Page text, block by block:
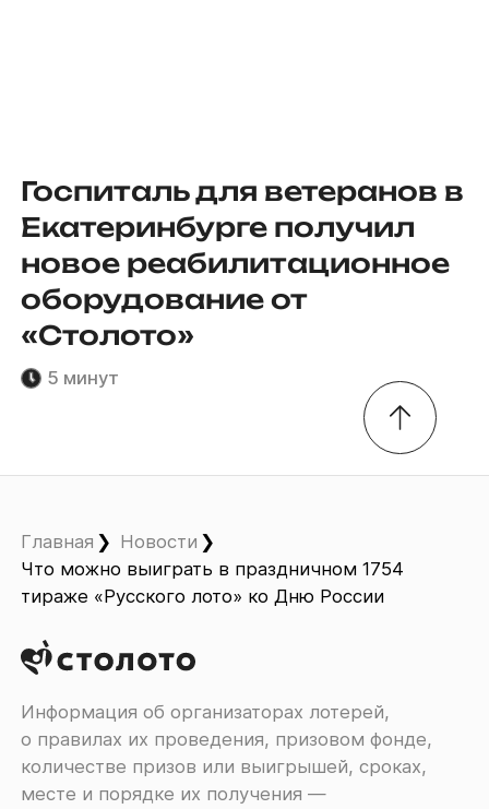
Госпиталь для ветеранов в
Екатеринбурге получил
новое реабилитационное
оборудование от
«Столото»
5 минут
Главная
Новости
Что можно выиграть в праздничном 1754
тираже «Русского лото» ко Дню России
Информация об организаторах лотерей,
о правилах их проведения, призовом фонде,
количестве призов или выигрышей, сроках,
месте и порядке их получения ―